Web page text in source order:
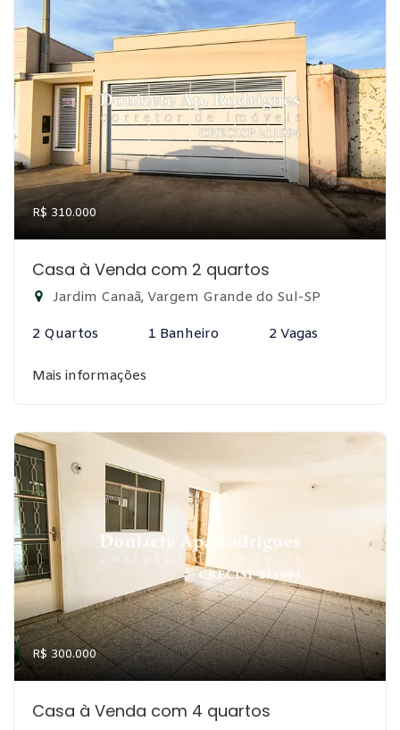
R$ 310.000
Casa à Venda com 2 quartos
Jardim Canaã, Vargem Grande do Sul-SP
2 Quartos 1 Banheiro 2 Vagas
Mais informações
R$ 300.000
Casa à Venda com 4 quartos